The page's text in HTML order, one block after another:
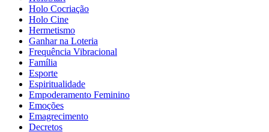
Holo Cocriação
Holo Cine
Hermetismo
Ganhar na Loteria
Frequência Vibracional
Família
Esporte
Espiritualidade
Empoderamento Feminino
Emoções
Emagrecimento
Decretos